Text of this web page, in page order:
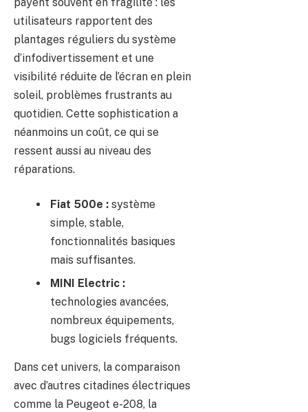
utilisateurs rapportent des
plantages réguliers du système
d’infodivertissement et une
visibilité réduite de l’écran en plein
soleil, problèmes frustrants au
quotidien. Cette sophistication a
néanmoins un coût, ce qui se
ressent aussi au niveau des
réparations.
Fiat 500e : système
simple, stable,
fonctionnalités basiques
mais suffisantes.
MINI Electric :
technologies avancées,
nombreux équipements,
bugs logiciels fréquents.
Dans cet univers, la comparaison
avec d’autres citadines électriques
comme la Peugeot e-208, la